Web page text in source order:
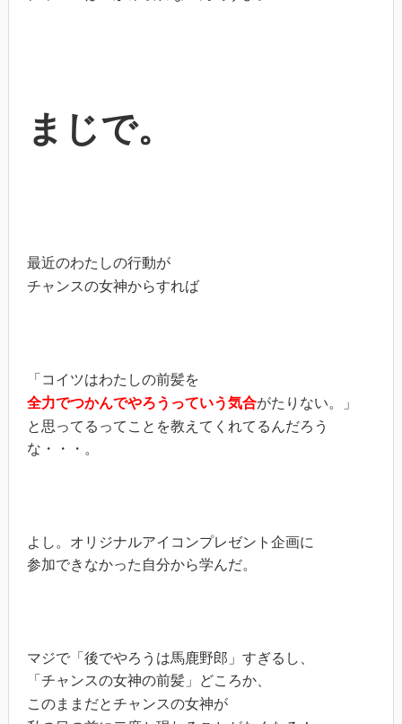
まじで。
最近のわたしの行動が
チャンスの女神からすれば
「コイツはわたしの前髪を
全力でつかんでやろうっていう気合がたりない。」
と思ってるってことを教えてくれてるんだろう
な・・・。
よし。オリジナルアイコンプレゼント企画に
参加できなかった自分から学んだ。
マジで「後でやろうは馬鹿野郎」すぎるし、
「チャンスの女神の前髪」どころか、
このままだとチャンスの女神が